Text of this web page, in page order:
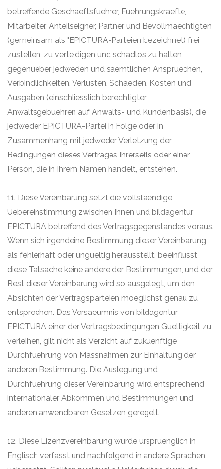
betreffende Geschaeftsfuehrer, Fuehrungskraefte,
Mitarbeiter, Anteilseigner, Partner und Bevollmaechtigten
(gemeinsam als "EPICTURA-Parteien bezeichnet) frei
zustellen, zu verteidigen und schadlos zu halten
gegenueber jedweden und saemtlichen Anspruechen,
Verbindlichkeiten, Verlusten, Schaeden, Kosten und
Ausgaben (einschliesslich berechtigter
Anwaltsgebuehren auf Anwalts- und Kundenbasis), die
jedweder EPICTURA-Partei in Folge oder in
Zusammenhang mit jedweder Verletzung der
Bedingungen dieses Vertrages Ihrerseits oder einer
Person, die in Ihrem Namen handelt, entstehen.
11. Diese Vereinbarung setzt die vollstaendige
Uebereinstimmung zwischen Ihnen und bildagentur
EPICTURA betreffend des Vertragsgegenstandes voraus.
Wenn sich irgendeine Bestimmung dieser Vereinbarung
als fehlerhaft oder ungueltig herausstellt, beeinflusst
diese Tatsache keine andere der Bestimmungen, und der
Rest dieser Vereinbarung wird so ausgelegt, um den
Absichten der Vertragsparteien moeglichst genau zu
entsprechen. Das Versaeumnis von bildagentur
EPICTURA einer der Vertragsbedingungen Gueltigkeit zu
verleihen, gilt nicht als Verzicht auf zukuenftige
Durchfuehrung von Massnahmen zur Einhaltung der
anderen Bestimmung. Die Auslegung und
Durchfuehrung dieser Vereinbarung wird entsprechend
internationaler Abkommen und Bestimmungen und
anderen anwendbaren Gesetzen geregelt.
12. Diese Lizenzvereinbarung wurde urspruenglich in
Englisch verfasst und nachfolgend in andere Sprachen